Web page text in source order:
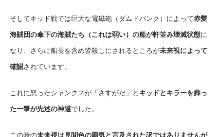
そしてキッド戦では巨大な電磁砲（ダムドパンク）によって赤髪
海賊団の傘下の海賊たち（これは弱い）の船が軒並み壊滅状態に
なり、さらに船長を含め皆殺しにされるところが未来視によって
確認されています。
これに怒ったシャンクスが「さすがだ」と キッドとキラーを葬っ
た一撃が先述の神避でした。
この時の未来視は見聞色の覇気と言及された訳ではありませんが